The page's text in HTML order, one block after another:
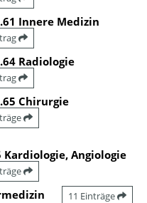
Innere Medizin
Radiologie
Chirurgie
Kardiologie, Angiologie
11 Einträge